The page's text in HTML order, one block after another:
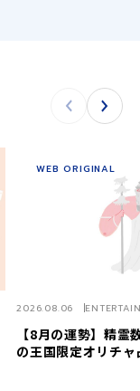
【8月の運勢】精霊
の王国限定オリチャ
2026.08.06
WEB ORIGINAL